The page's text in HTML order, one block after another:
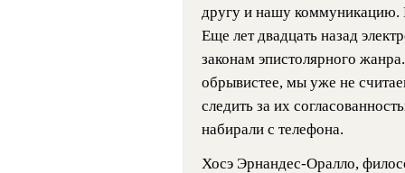
другу и нашу
Еще лет двадцать назад
законам эпистолярного
обрывистее, мы уже не
следить за их
набирали с телефона.
Хосэ Эрнандес-Оралло,